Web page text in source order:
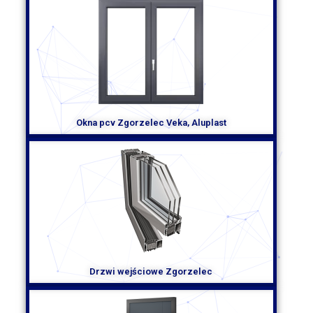
Zwróć uwagę na doświadczenie i profesjonalizm
Kolejnym ważnym czynnikiem przy wyborze producenta
okien PCV w Zgorzelcu jest doświadczenie i profesjonalizm
firmy. Dobrze etablowany producent będzie miał duże
doświadczenie w branży i oferować wysoką jakość swoich
wyrobów. Ważne jest również, aby producent miał
odpowiednie certyfikaty i spełniał wszystkie normy i
wymagania techniczne.
Porównaj oferty i ceny
Przed podjęciem ostatecznej decyzji warto porównać oferty i
ceny różnych producentów okien PCV w Zgorzelcu. Zwróć
uwagę na specyfikacje techniczne okien, w tym na parametry
izolacyjności termicznej (U-wartość) oraz na gwarancję i
serwis posprzedażowy. Warto również skonsultować się z
producentem w celu ustalenia indywidualnych wymagań i
dostosowania oferty do Twoich potrzeb.
Skonsultuj się z ekspertem
Jeśli masz wątpliwości lub potrzebujesz fachowej porady,
warto skonsultować się z ekspertem w dziedzinie okien PCV.
Okna pcv Zgorzelec Veka, Aluplast
Drzwi wejściowe Zgorzelec